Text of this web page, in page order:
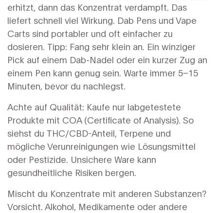
erhitzt, dann das Konzentrat verdampft. Das
liefert schnell viel Wirkung. Dab Pens und Vape
Carts sind portabler und oft einfacher zu
dosieren. Tipp: Fang sehr klein an. Ein winziger
Pick auf einem Dab-Nadel oder ein kurzer Zug an
einem Pen kann genug sein. Warte immer 5–15
Minuten, bevor du nachlegst.
Achte auf Qualität: Kaufe nur labgetestete
Produkte mit COA (Certificate of Analysis). So
siehst du THC/CBD-Anteil, Terpene und
mögliche Verunreinigungen wie Lösungsmittel
oder Pestizide. Unsichere Ware kann
gesundheitliche Risiken bergen.
Mischt du Konzentrate mit anderen Substanzen?
Vorsicht. Alkohol, Medikamente oder andere